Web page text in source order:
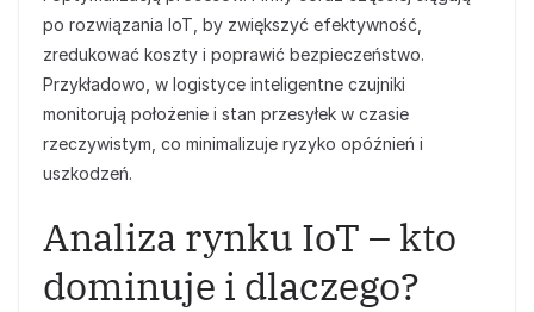
po rozwiązania IoT, by zwiększyć efektywność,
zredukować koszty i poprawić bezpieczeństwo.
Przykładowo, w logistyce inteligentne czujniki
monitorują położenie i stan przesyłek w czasie
rzeczywistym, co minimalizuje ryzyko opóźnień i
uszkodzeń.
Analiza rynku IoT – kto
dominuje i dlaczego?